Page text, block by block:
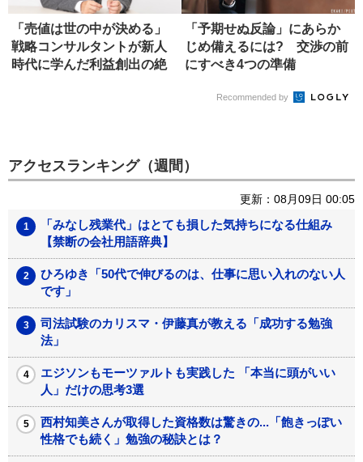
「売値は世の中が決める」
戦略コンサルタントが新人
時代に学んだ利益創出の絶
「予期せぬ反論」にあらか
じめ備えるには? 交渉の前
にすべき4つの準備
Recommended by
アクセスランキング（週間）
更新：08月09日 00:05
「みなし残業代」はとても損した気持ちになる仕組み
【禁断の会社用語辞典】
ひろゆき「50代で伸びるのは、仕事に思い入れのない人
です」
司法試験のカリスマ・伊藤真が教える「成功する勉強
法」
エジソンもモーツァルトも実践した 「本当に頭がいい
人」だけの思考3選
西村知美さんが取得した資格数は驚きの...「飽きっぽい
性格でも続く」勉強の秘訣とは？